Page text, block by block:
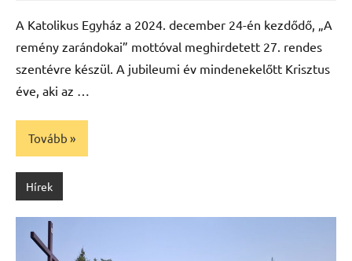
A Katolikus Egyház a 2024. december 24-én kezdődő, „A
remény zarándokai” mottóval meghirdetett 27. rendes
szentévre készül. A jubileumi év mindenekelőtt Krisztus
éve, aki az …
Tovább
Hírek